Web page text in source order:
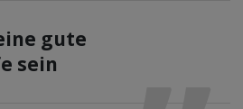
gute
sein